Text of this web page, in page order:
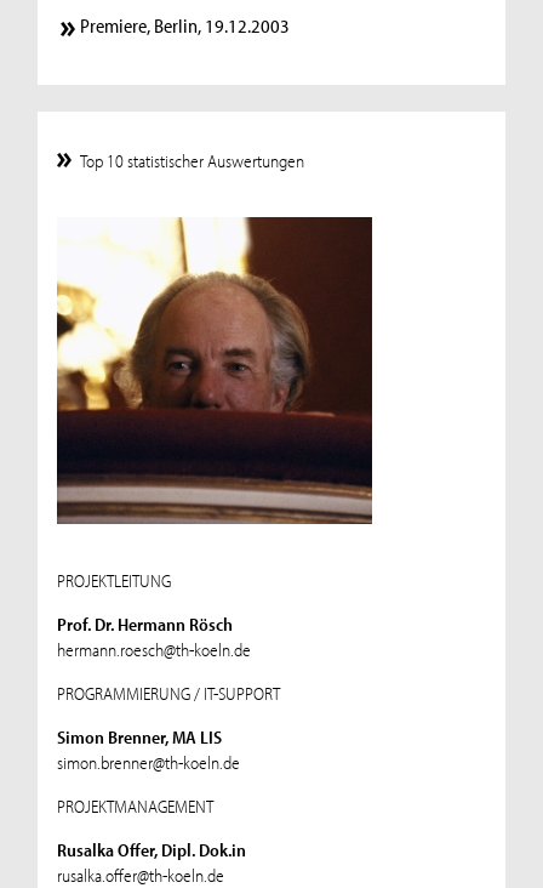
Premiere, Berlin, 19.12.2003
Top 10 statistischer Auswertungen
PROJEKTLEITUNG
Prof. Dr. Hermann Rösch
hermann.roesch@th-koeln.de
PROGRAMMIERUNG / IT-SUPPORT
Simon Brenner, MA LIS
simon.brenner@th-koeln.de
PROJEKTMANAGEMENT
Rusalka Offer, Dipl. Dok.in
rusalka.offer@th-koeln.de